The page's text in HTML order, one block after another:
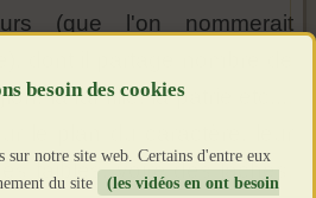
(que l'on nommerait
la famille, la patrie etc...,
faibles, voire des lâches,
sur notre site web. Certains d'entre eux
du site
(les vidéos en ont besoin